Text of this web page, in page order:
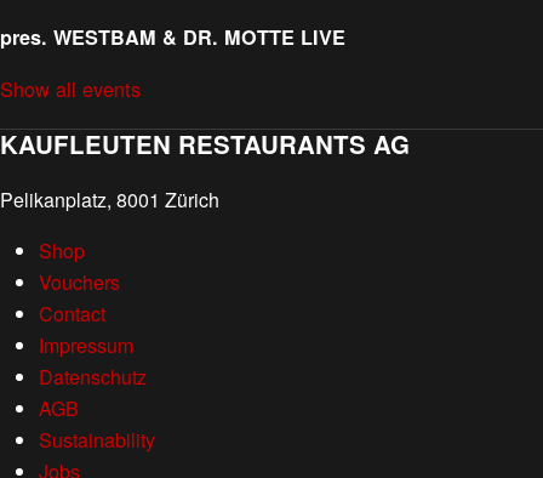
pres. WESTBAM & DR. MOTTE LIVE
Show all events
KAUFLEUTEN RESTAURANTS AG
Pelikanplatz, 8001 Zürich
Shop
Vouchers
Contact
Impressum
Datenschutz
AGB
Sustainability
Jobs